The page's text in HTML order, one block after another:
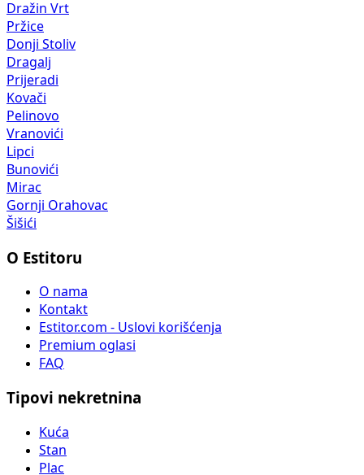
Dražin Vrt
Pržice
Donji Stoliv
Dragalj
Prijeradi
Kovači
Pelinovo
Vranovići
Lipci
Bunovići
Mirac
Gornji Orahovac
Šišići
O Estitoru
O nama
Kontakt
Estitor.com - Uslovi korišćenja
Premium oglasi
FAQ
Tipovi nekretnina
Kuća
Stan
Plac